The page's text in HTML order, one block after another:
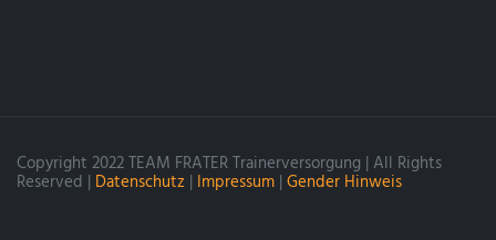
Copyright 2022 TEAM FRATER Trainerversorgung | All Rights
Reserved | Datenschutz | Impressum | Gender Hinweis